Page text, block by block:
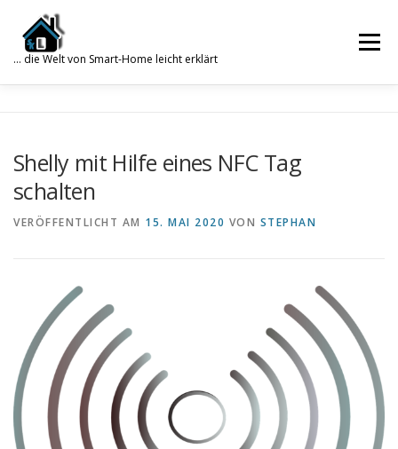
Inhalt
springen
… die Welt von Smart-Home leicht erklärt
Menü
ÜBER MICH
Shelly mit Hilfe eines NFC Tag
schalten
VERÖFFENTLICHT AM 15. MAI 2020 VON STEPHAN